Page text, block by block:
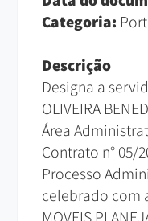
Categoria:
Descrição
Designa a
OLIVEIRA
Área
Contrato n° 05/
Processo
celebrado com